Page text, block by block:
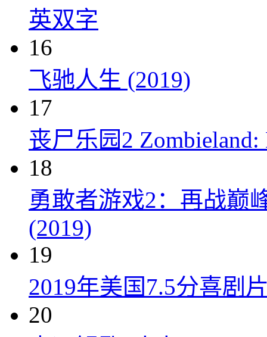
英双字
16
飞驰人生 (2019)
17
丧尸乐园2 Zombieland:
18
勇敢者游戏2：再战巅
(2019)
19
2019年美国7.5分喜剧
20